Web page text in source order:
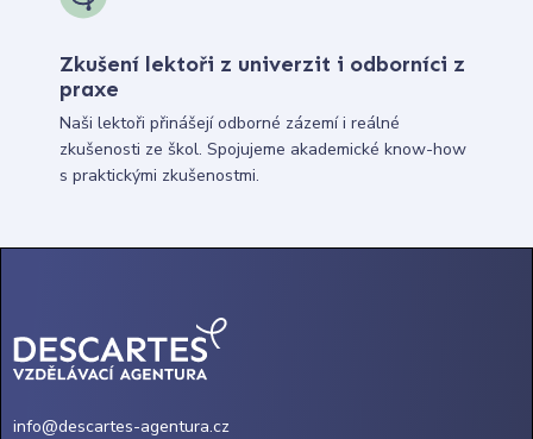
Zkušení lektoři z univerzit i odborníci z
praxe
Naši lektoři přinášejí odborné zázemí i reálné
zkušenosti ze škol. Spojujeme akademické know-how
s praktickými zkušenostmi.
info@descartes-agentura.cz